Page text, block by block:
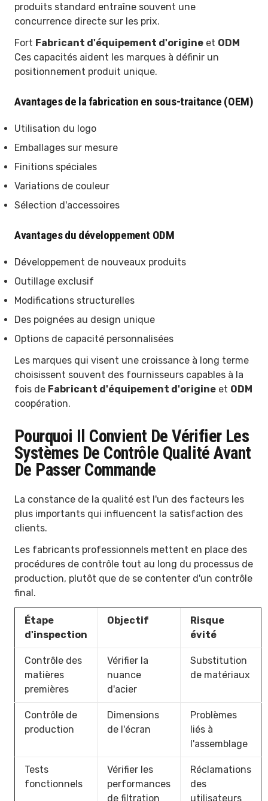
produits standard entraîne souvent une
concurrence directe sur les prix.
Fort Fabricant d'équipement d'origine et ODM
Ces capacités aident les marques à définir un
positionnement produit unique.
Avantages de la fabrication en sous-traitance (OEM)
Utilisation du logo
Emballages sur mesure
Finitions spéciales
Variations de couleur
Sélection d'accessoires
Avantages du développement ODM
Développement de nouveaux produits
Outillage exclusif
Modifications structurelles
Des poignées au design unique
Options de capacité personnalisées
Les marques qui visent une croissance à long terme
choisissent souvent des fournisseurs capables à la
fois de Fabricant d'équipement d'origine et ODM
coopération.
Pourquoi Il Convient De Vérifier Les
Systèmes De Contrôle Qualité Avant
De Passer Commande
La constance de la qualité est l'un des facteurs les
plus importants qui influencent la satisfaction des
clients.
Les fabricants professionnels mettent en place des
procédures de contrôle tout au long du processus de
production, plutôt que de se contenter d'un contrôle
final.
Étape
d'inspection
Objectif
Risque
évité
Contrôle des
matières
premières
Vérifier la
nuance
d'acier
Substitution
de matériaux
Contrôle de
production
Dimensions
de l'écran
Problèmes
liés à
l'assemblage
Tests
fonctionnels
Vérifier les
performances
de filtration
Réclamations
des
utilisateurs